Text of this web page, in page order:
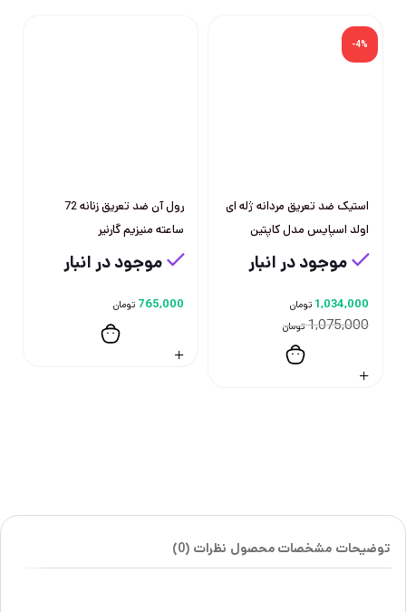
-4%
استیک ضد تعریق مردانه ژله ای
اولد اسپایس مدل کاپتین
موجود در انبار
1,075,000 تومان
1,034,000 تومان
رول آن ضد تعریق زنانه 72
ساعته منیزیم گارنیر
موجود در انبار
765,000 تومان
توضیحات مشخصات محصول نظرات (0)